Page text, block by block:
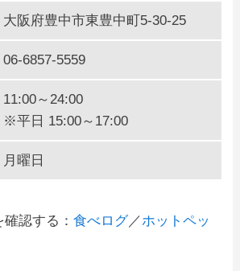
大阪府豊中市東豊中町5-30-25
06-6857-5559
11:00～24:00
※平日 15:00～17:00
月曜日
確認する：食べログ／ホットペッ